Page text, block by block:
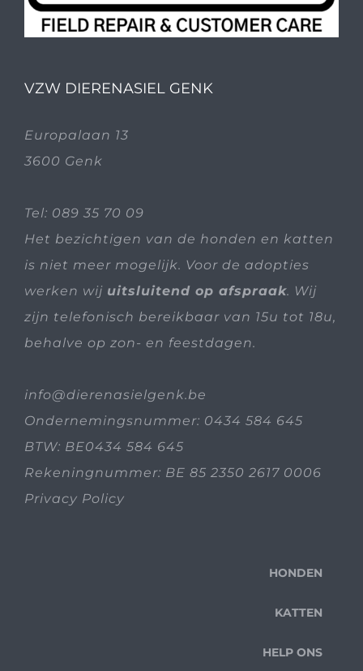
VZW DIERENASIEL GENK
Europalaan 13
3600 Genk
Tel: 089 35 70 09
Het bezichtigen van de honden en katten
is niet meer mogelijk. Voor de adopties
werken wij uitsluitend op afspraak. Wij
zijn telefonisch bereikbaar van 15u tot 18u,
behalve op zon- en feestdagen.
info@dierenasielgenk.be
Ondernemingsnummer: 0434 584 645
BTW: BE0434 584 645
Rekeningnummer: BE 85 2350 2617 0006
Privacy Policy
HONDEN
KATTEN
HELP ONS